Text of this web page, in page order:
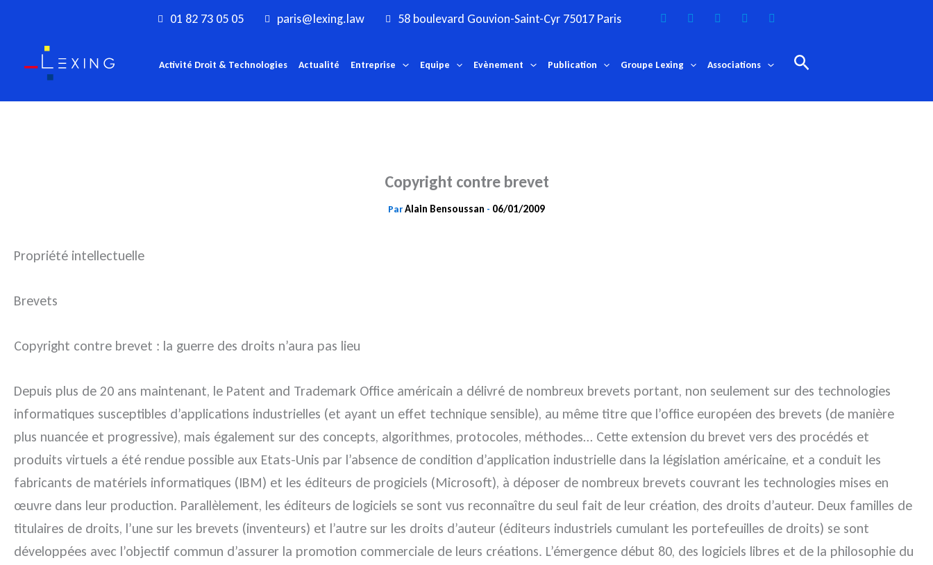
contenu
01 82 73 05 05 paris@lexing.law 58 boulevard Gouvion-Saint-Cyr 75017 Paris
Activité Droit & Technologies Actualité Entreprise Equipe Evènement Publication Groupe Lexing Associations Rechercher
Copyright contre brevet
ParAlain Bensoussan - 06/01/2009
Propriété intellectuelle
Brevets
Copyright contre brevet : la guerre des droits n’aura pas lieu
Depuis plus de 20 ans maintenant, le Patent and Trademark Office américain a délivré de nombreux brevets portant, non seulement sur des technologies
informatiques susceptibles d’applications industrielles (et ayant un effet technique sensible), au même titre que l’office européen des brevets (de manière
plus nuancée et progressive), mais également sur des concepts, algorithmes, protocoles, méthodes… Cette extension du brevet vers des procédés et
produits virtuels a été rendue possible aux Etats-Unis par l’absence de condition d’application industrielle dans la législation américaine, et a conduit les
fabricants de matériels informatiques (IBM) et les éditeurs de progiciels (Microsoft), à déposer de nombreux brevets couvrant les technologies mises en
œuvre dans leur production. Parallèlement, les éditeurs de logiciels se sont vus reconnaître du seul fait de leur création, des droits d’auteur. Deux familles de
titulaires de droits, l’une sur les brevets (inventeurs) et l’autre sur les droits d’auteur (éditeurs industriels cumulant les portefeuilles de droits) se sont
développées avec l’objectif commun d’assurer la promotion commerciale de leurs créations. L’émergence début 80, des logiciels libres et de la philosophie du